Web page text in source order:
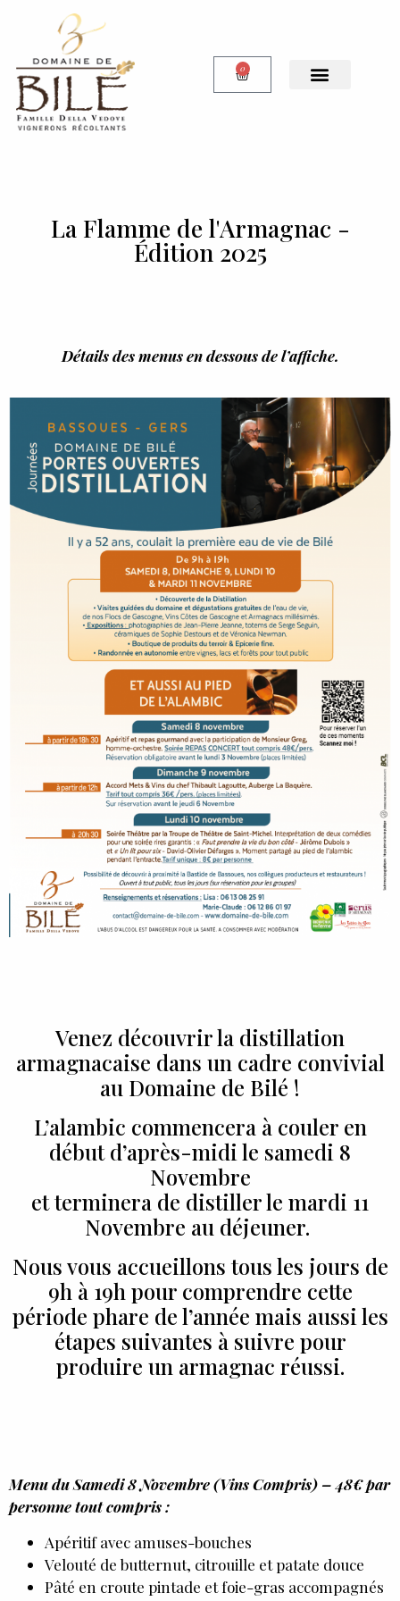
0
La Flamme de l'Armagnac -
Édition 2025
Détails des menus en dessous de l’affiche.
Venez découvrir la distillation
armagnacaise dans un cadre convivial
au Domaine de Bilé !
L’alambic commencera à couler en
début d’après-midi le samedi 8
Novembre
et terminera de distiller le mardi 11
Novembre au déjeuner.
Nous vous accueillons tous les jours de
9h à 19h pour comprendre cette
période phare de l’année mais aussi les
étapes suivantes à suivre pour
produire un armagnac réussi.
Menu du Samedi 8 Novembre (Vins Compris) – 48€ par
personne tout compris :
Apéritif avec amuses-bouches
Velouté de butternut, citrouille et patate douce
Pâté en croute pintade et foie-gras accompagnés